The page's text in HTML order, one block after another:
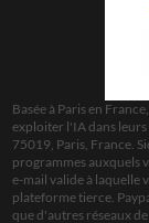
Basée à Paris en
exploiter l'IA dans leurs
75019, Paris, France.
programmes auxquels
e-mail valide à laquelle
plateforme tierce.
que d'autres réseaux